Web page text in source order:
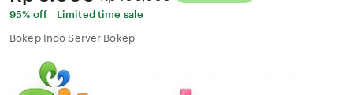
Price:
95% off
Limited time sale
Bokep Indo Server Bokep